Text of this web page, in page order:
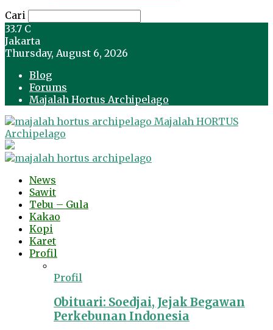
Cari
33.7 C
Jakarta
Thursday, August 6, 2026
Blog
Forums
Majalah Hortus Archipelago
Majalah HORTUS
Archipelago
News
Sawit
Tebu – Gula
Kakao
Kopi
Karet
Profil
Profil
Obituari: Soedjai, Jejak Begawan
Perkebunan Indonesia